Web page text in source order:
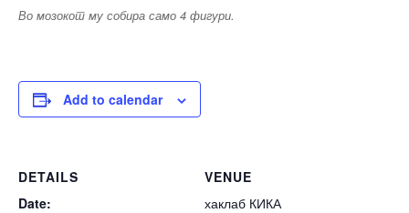
Во мозокот му собира само 4 фигури.
Add to calendar
DETAILS
Date:
VENUE
хаклаб КИКА